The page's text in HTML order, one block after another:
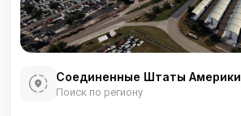
Соединенные Штаты Америки
Поиск по региону